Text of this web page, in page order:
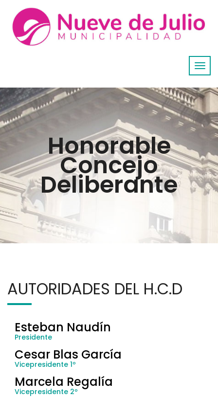
Honorable
Concejo
Deliberante
AUTORIDADES DEL H.C.D
Esteban Naudín
Presidente
Cesar Blas García
Vicepresidente 1º
Marcela Regalía
Vicepresidente 2º